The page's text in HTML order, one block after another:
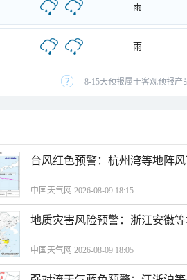
雨
雨
8-15天预报属于客观预报产
台风红色预警：杭州湾等地阵风
中国天气网 2026-08-09 18:15
地质灾害风险预警：浙江安徽
中国天气网 2026-08-09 18:05